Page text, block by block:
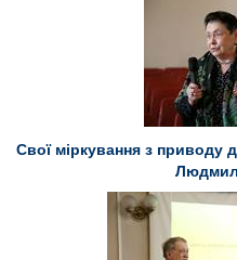
Свої міркування з приводу